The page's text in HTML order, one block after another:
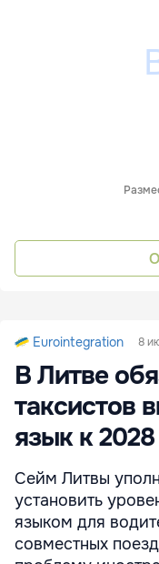
Eurointegration 8
В Литве
таксистов
язык к
Сейм Литвы
установить
языком для
совместных